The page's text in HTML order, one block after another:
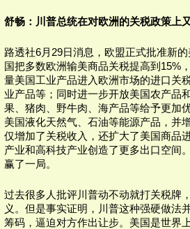
舒畅：川普总统在对欧洲的关税政策上
路透社6月29日消息，欧盟正式批准新
国把多数欧洲输美商品关税提高到15%
量美国工业产品进入欧洲市场的进口关
业产品等；同时进一步开放美国农产品
果、猪肉、野牛肉、海产品等给予更加
美国液化天然气、石油等能源产品，并
仅增加了关税收入，还扩大了美国商品
产业和高科技产业创造了更多出口空间
赢了一局。
过去很多人批评川普动不动就打关税牌
义。但是事实证明，川普这种强硬做法
筹码，逼迫对方作出让步。美国是世界